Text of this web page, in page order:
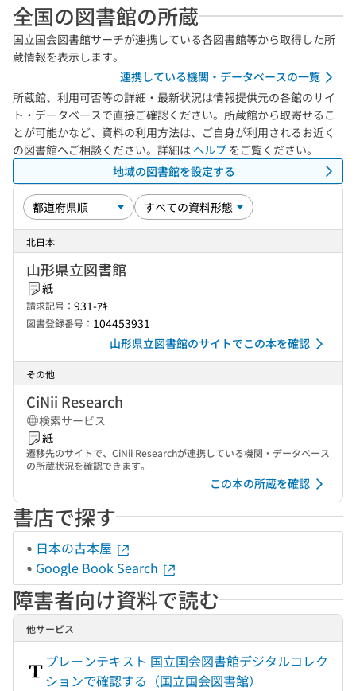
全国の図書館の所蔵
国立国会図書館サーチが連携している各図書館等から取得した所
蔵情報を表示します。
連携している機関・データベースの一覧
所蔵館、利用可否等の詳細・最新状況は情報提供元の各館のサイ
ト・データベースで直接ご確認ください。所蔵館から取寄せるこ
とが可能かなど、資料の利用方法は、ご自身が利用されるお近く
の図書館へご相談ください。詳細は ヘルプ をご覧ください。
地域の図書館を設定する
北日本
山形県立図書館
紙
請求記号： 931-ｱｷ
図書登録番号： 104453931
山形県立図書館のサイトでこの本を確認
その他
CiNii Research
検索サービス
紙
遷移先のサイトで、CiNii Researchが連携している機関・データベース
の所蔵状況を確認できます。
この本の所蔵を確認
書店で探す
日本の古本屋
Google Book Search
障害者向け資料で読む
他サービス
プレーンテキスト 国立国会図書館デジタルコレク
ションで確認する（国立国会図書館）